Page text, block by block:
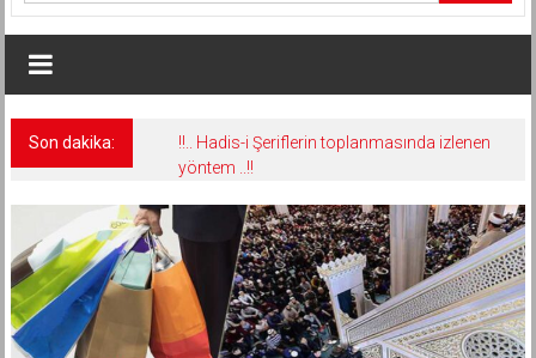
Son dakika:
!!.. Hadis-i Şeriflerin toplanmasında izlenen
yöntem ..!!